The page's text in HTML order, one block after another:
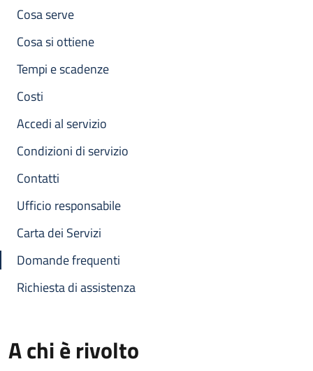
Cosa serve
Cosa si ottiene
Tempi e scadenze
Costi
Accedi al servizio
Condizioni di servizio
Contatti
Ufficio responsabile
Carta dei Servizi
Domande frequenti
Richiesta di assistenza
A chi è rivolto